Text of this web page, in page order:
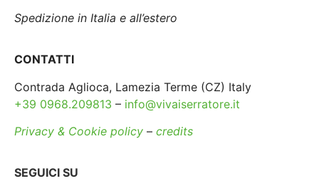
Spedizione in Italia e all’estero
CONTATTI
Contrada Aglioca, Lamezia Terme (CZ) Italy
+39 0968.209813 – info@vivaiserratore.it
Privacy & Cookie policy – credits
SEGUICI SU